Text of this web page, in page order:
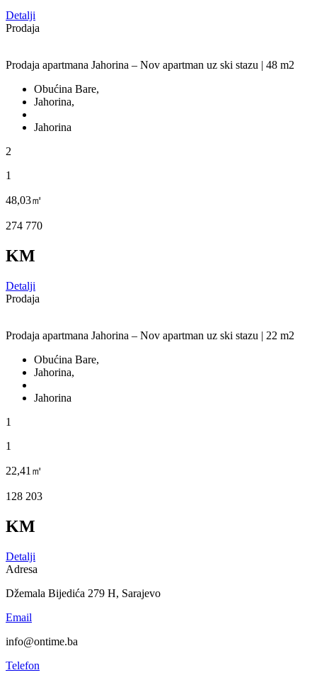
Detalji
Prodaja
Prodaja apartmana Jahorina – Nov apartman uz ski stazu | 48 m2
Obućina Bare,
Jahorina,
Jahorina
2
1
48,03㎡
274 770
KM
Detalji
Prodaja
Prodaja apartmana Jahorina – Nov apartman uz ski stazu | 22 m2
Obućina Bare,
Jahorina,
Jahorina
1
1
22,41㎡
128 203
KM
Detalji
Adresa
Džemala Bijedića 279 H, Sarajevo
Email
info@ontime.ba
Telefon